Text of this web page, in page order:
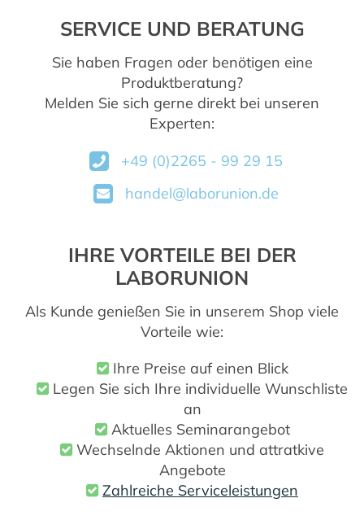
SERVICE UND BERATUNG
Sie haben Fragen oder benötigen eine
Produktberatung?
Melden Sie sich gerne direkt bei unseren
Experten:
+49 (0)2265 - 99 29 15
handel@laborunion.de
IHRE VORTEILE BEI DER
LABORUNION
Als Kunde genießen Sie in unserem Shop viele
Vorteile wie:
Ihre Preise auf einen Blick
Legen Sie sich Ihre individuelle Wunschliste
an
Aktuelles Seminarangebot
Wechselnde Aktionen und attratkive
Angebote
Zahlreiche Serviceleistungen